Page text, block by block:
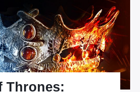
Thrones: